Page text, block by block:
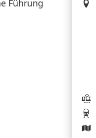
Führung